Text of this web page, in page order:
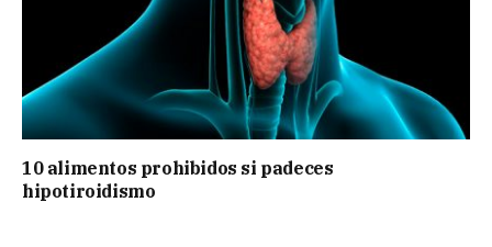
10 alimentos prohibidos si padeces
hipotiroidismo